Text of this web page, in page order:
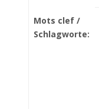
Mots clef /
Schlagworte: